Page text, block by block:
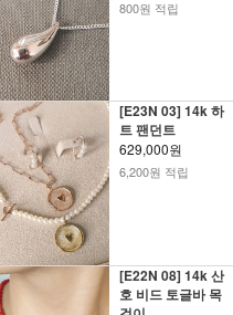
800원 적립
[E23N 03] 14k 하
트 팬던트
629,000원
6,200원 적립
[E22N 08] 14k 산
호 비드 토글바 목